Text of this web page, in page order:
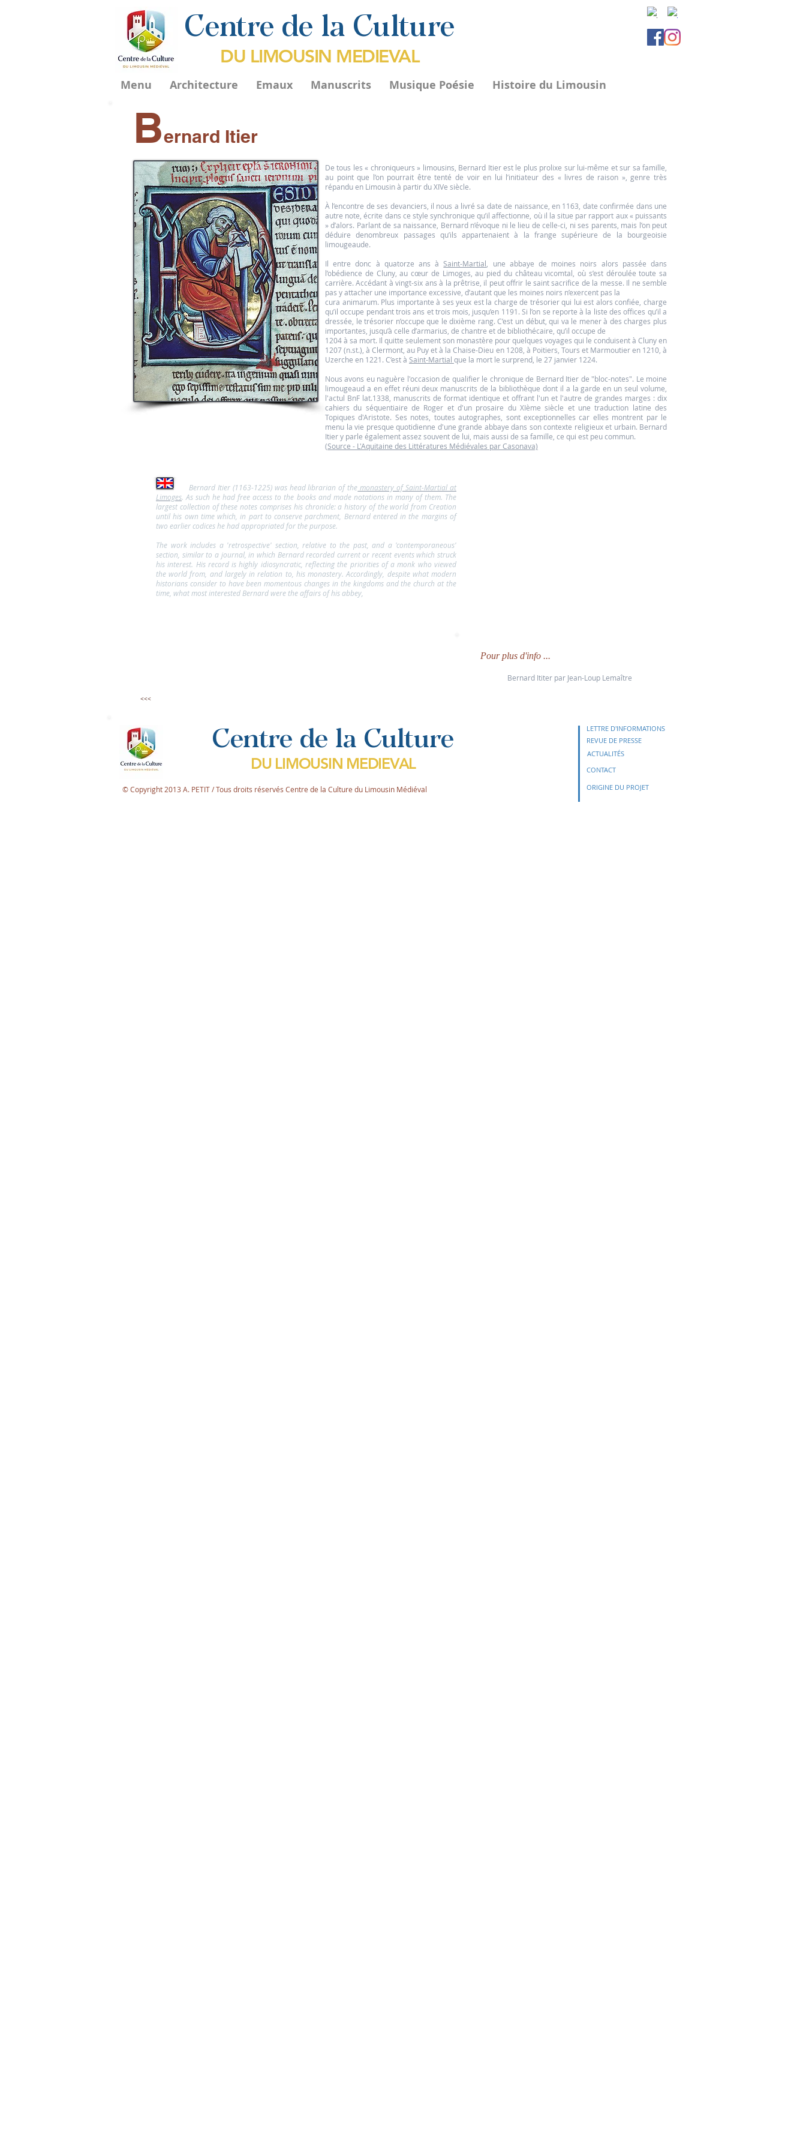
Centre de la Culture
DU LIMOUSIN MEDIEVAL
Menu Architecture Emaux Manuscrits Musique Poésie Histoire du Limousin
Bernard Itier
De tous les « chroniqueurs » limousins, Bernard Itier est le plus prolixe sur lui-même et sur sa famille,
au point que l’on pourrait être tenté de voir en lui l’initiateur des « livres de raison », genre très
répandu en Limousin à partir du XIVe siècle.
À l’encontre de ses devanciers, il nous a livré sa date de naissance, en 1163, date confirmée dans une
autre note, écrite dans ce style synchronique qu’il affectionne, où il la situe par rapport aux « puissants
» d’alors. Parlant de sa naissance, Bernard n’évoque ni le lieu de celle-ci, ni ses parents, mais l’on peut
déduire denombreux passages qu’ils appartenaient à la frange supérieure de la bourgeoisie
limougeaude.
Il entre donc à quatorze ans àSaint-Martial , une abbaye de moines noirs alors passée dans
l’obédience de Cluny, au cœur de Limoges, au pied du château vicomtal, où s’est déroulée toute sa
carrière. Accédant à vingt-six ans à la prêtrise, il peut offrir le saint sacrifice de la messe. Il ne semble
pas y attacher une importance excessive, d’autant que les moines noirs n’exercent pas la
cura animarum. Plus importante à ses yeux est la charge de trésorier qui lui est alors confiée, charge
qu’il occupe pendant trois ans et trois mois, jusqu’en 1191. Si l’on se reporte à la liste des offices qu’il a
dressée, le trésorier n’occupe que le dixième rang. C’est un début, qui va le mener à des charges plus
importantes, jusqu’à celle d’armarius, de chantre et de bibliothécaire, qu’il occupe de
1204 à sa mort. Il quitte seulement son monastère pour quelques voyages qui le conduisent à Cluny en
1207 (n.st.), à Clermont, au Puy et à la Chaise-Dieu en 1208, à Poitiers, Tours et Marmoutier en 1210, à
Uzerche en 1221. C’est à Saint-Martial que la mort le surprend, le 27 janvier 1224.
Nous avons eu naguère l'occasion de qualifier le chronique de Bernard Itier de "bloc-notes". Le moine
limougeaud a en effet réuni deux manuscrits de la bibliothèque dont il a la garde en un seul volume,
l'actul BnF lat.1338, manuscrits de format identique et offrant l'un et l'autre de grandes marges : dix
cahiers du séquentiaire de Roger et d'un prosaire du XIème siècle et une traduction latine des
Topiques d'Aristote. Ses notes, toutes autographes, sont exceptionnelles car elles montrent par le
menu la vie presque quotidienne d'une grande abbaye dans son contexte religieux et urbain. Bernard
Itier y parle également assez souvent de lui, mais aussi de sa famille, ce qui est peu commun.
(Source - L'Aquitaine des Littératures Médiévales par Casonava)
Bernard Itier (1163-1225) was head librarian of the monastery of Saint-Martial at
Limoges. As such he had free access to the books and made notations in many of them. The
largest collection of these notes comprises his chronicle: a history of the world from Creation
until his own time which, in part to conserve parchment, Bernard entered in the margins of
two earlier codices he had appropriated for the purpose.
The work includes a 'retrospective' section, relative to the past, and a 'contemporaneous'
section, similar to a journal, in which Bernard recorded current or recent events which struck
his interest. His record is highly idiosyncratic, reflecting the priorities of a monk who viewed
the world from, and largely in relation to, his monastery. Accordingly, despite what modern
historians consider to have been momentous changes in the kingdoms and the church at the
time, what most interested Bernard were the affairs of his abbey,
Pour plus d'info ...
Bernard Ititer par Jean-Loup Lemaître
<<<
Centre de la Culture
DU LIMOUSIN MEDIEVAL
© Copyright 2013 A. PETIT / Tous droits réservés Centre de la Culture du Limousin Médiéval
LETTRE D'INFORMATIONS
REVUE DE PRESSE
CONTACT
ACTUALITÉS
ORIGINE DU PROJET